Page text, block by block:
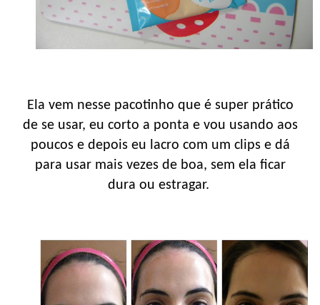
Ela vem nesse pacotinho que é super prático
de se usar, eu corto a ponta e vou usando aos
poucos e depois eu lacro com um clips e dá
para usar mais vezes de boa, sem ela ficar
dura ou estragar.